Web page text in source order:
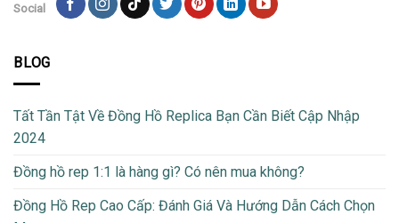
Social
BLOG
Tất Tần Tật Về Đồng Hồ Replica Bạn Cần Biết Cập Nhập
2024
Đồng hồ rep 1:1 là hàng gì? Có nên mua không?
Đồng Hồ Rep Cao Cấp: Đánh Giá Và Hướng Dẫn Cách Chọn